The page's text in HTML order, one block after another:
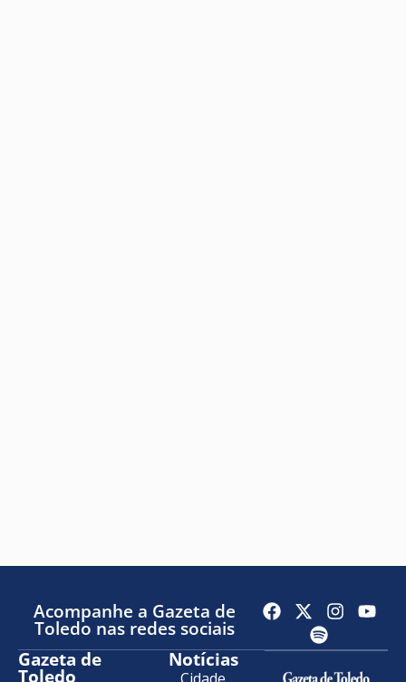
Acompanhe a Gazeta de
Toledo nas redes sociais
Gazeta de
Toledo
Notícias